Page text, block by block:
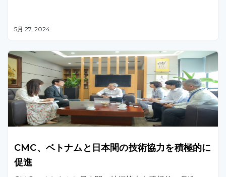
5月 27, 2024
CMC、ベトナムと日本間の技術協力を積極的に
促進